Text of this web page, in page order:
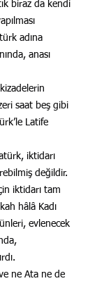
biraz da kendi
adına
anası
saat beş gibi
Latife
iktidarı
değildir.
iktidarı tam
hâlâ Kadı
evlenecek
ne Ata ne de